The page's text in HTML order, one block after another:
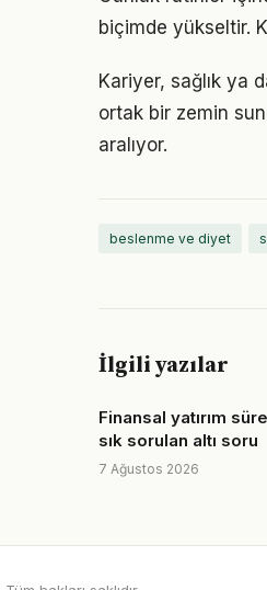
biçimde yükseltir.
Kariyer, sağlık ya
ortak bir zemin
aralıyor.
beslenme ve diyet
İlgili yazılar
Finansal yatırım
sık sorulan altı soru
7 Ağustos 2026